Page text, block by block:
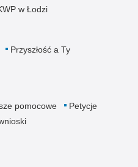
w Łodzi
Przyszłość a Ty
pomocowe
Petycje